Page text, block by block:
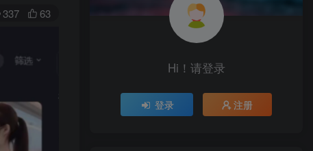
337 63
Hi！请登录
登录 注册